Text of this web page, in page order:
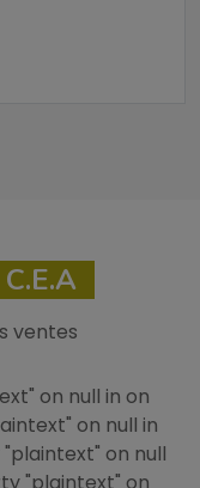
ventes
on null in on
on null in
on null